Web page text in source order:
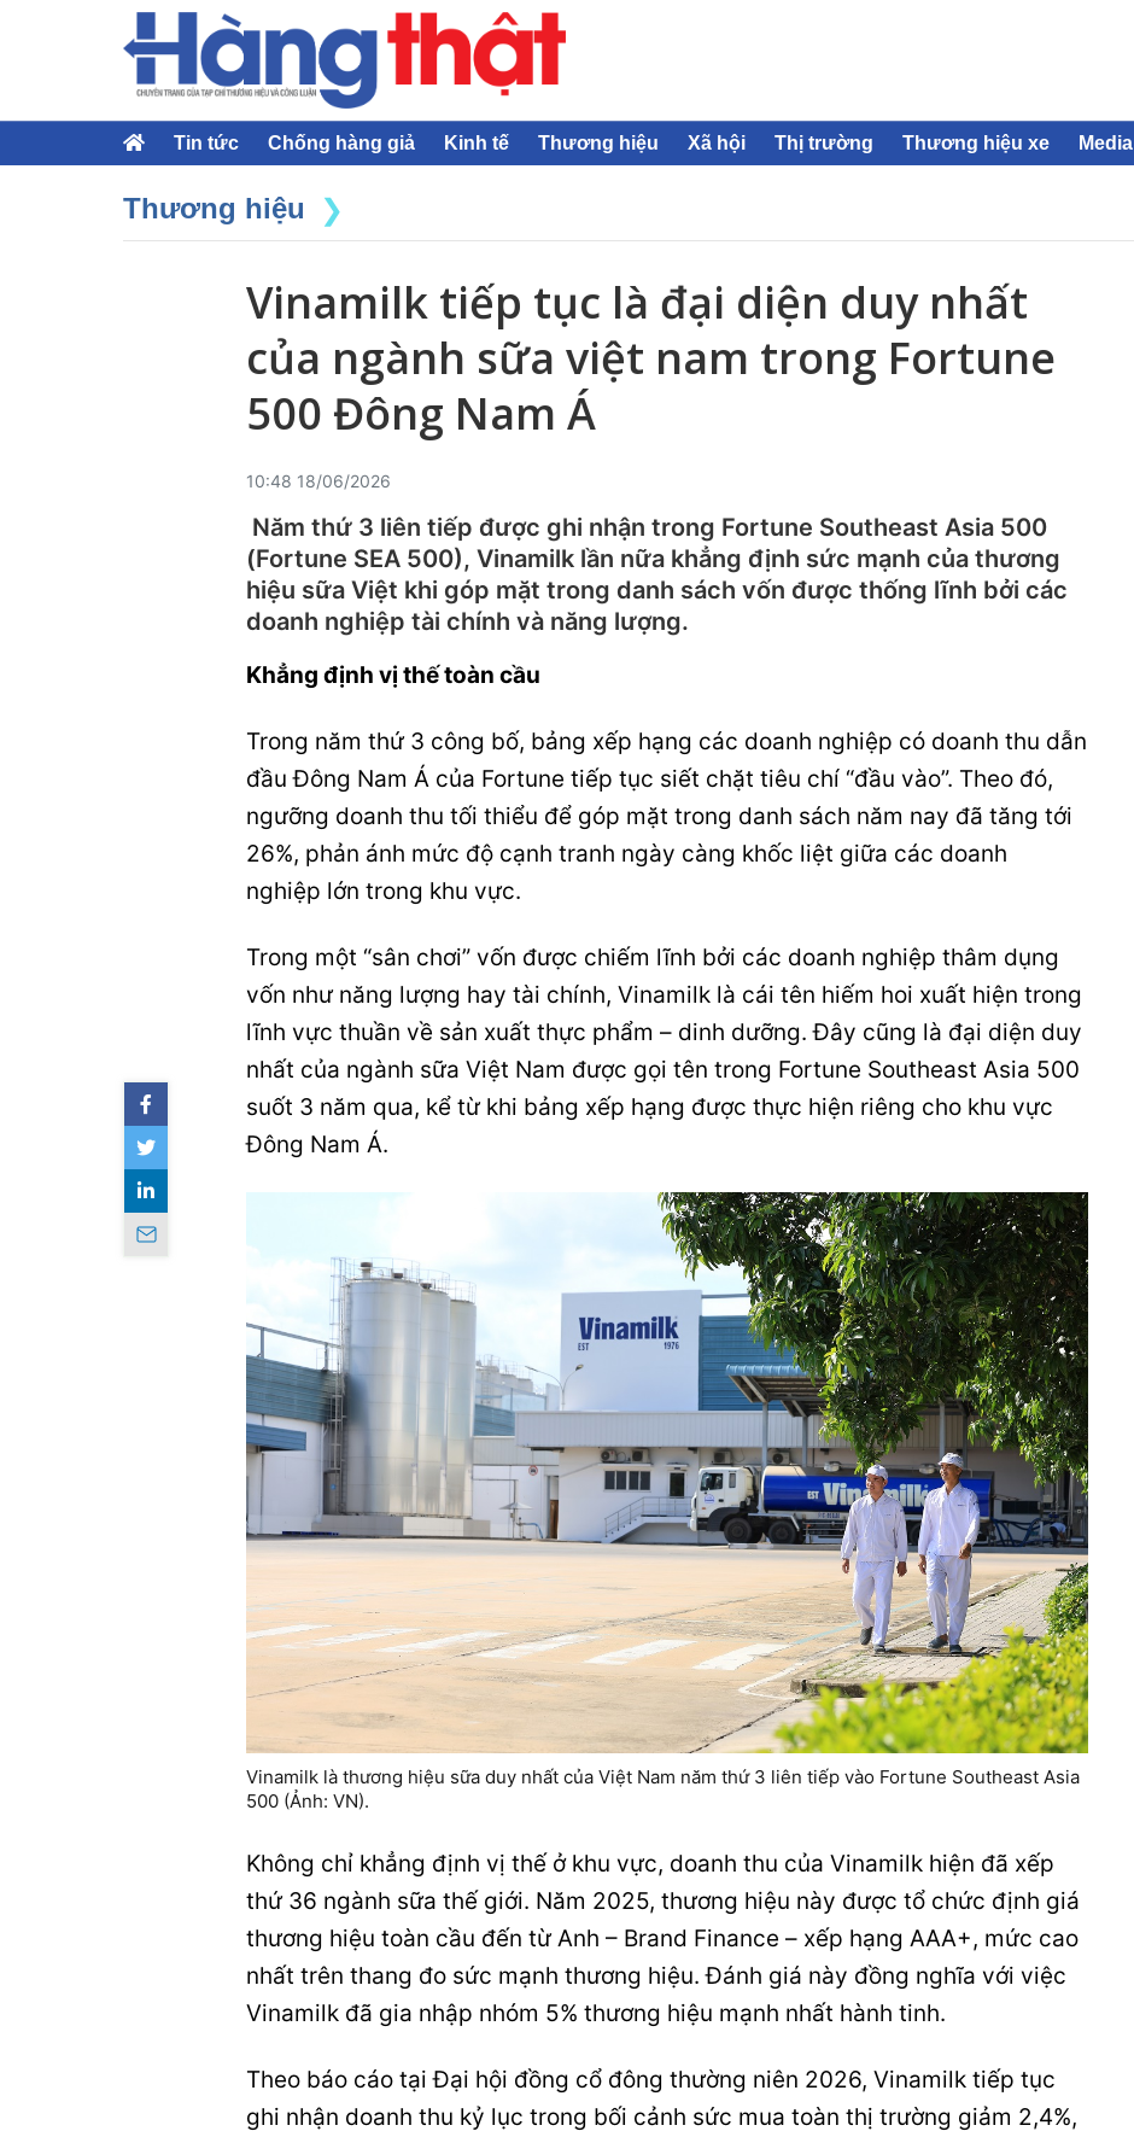
Tin tức Chống hàng giả Kinh tế Thương hiệu Xã hội Thị trường Thương hiệu xe Media
Thương hiệu
Vinamilk tiếp tục là đại diện duy nhất
của ngành sữa việt nam trong Fortune
500 Đông Nam Á
10:48 18/06/2026
Năm thứ 3 liên tiếp được ghi nhận trong Fortune Southeast Asia 500
(Fortune SEA 500), Vinamilk lần nữa khẳng định sức mạnh của thương
hiệu sữa Việt khi góp mặt trong danh sách vốn được thống lĩnh bởi các
doanh nghiệp tài chính và năng lượng.
Khẳng định vị thế toàn cầu
Trong năm thứ 3 công bố, bảng xếp hạng các doanh nghiệp có doanh thu dẫn
đầu Đông Nam Á của Fortune tiếp tục siết chặt tiêu chí “đầu vào”. Theo đó,
ngưỡng doanh thu tối thiểu để góp mặt trong danh sách năm nay đã tăng tới
26%, phản ánh mức độ cạnh tranh ngày càng khốc liệt giữa các doanh
nghiệp lớn trong khu vực.
Trong một “sân chơi” vốn được chiếm lĩnh bởi các doanh nghiệp thâm dụng
vốn như năng lượng hay tài chính, Vinamilk là cái tên hiếm hoi xuất hiện trong
lĩnh vực thuần về sản xuất thực phẩm – dinh dưỡng. Đây cũng là đại diện duy
nhất của ngành sữa Việt Nam được gọi tên trong Fortune Southeast Asia 500
suốt 3 năm qua, kể từ khi bảng xếp hạng được thực hiện riêng cho khu vực
Đông Nam Á.
Vinamilk là thương hiệu sữa duy nhất của Việt Nam năm thứ 3 liên tiếp vào Fortune Southeast Asia
500 (Ảnh: VN).
Không chỉ khẳng định vị thế ở khu vực, doanh thu của Vinamilk hiện đã xếp
thứ 36 ngành sữa thế giới. Năm 2025, thương hiệu này được tổ chức định giá
thương hiệu toàn cầu đến từ Anh – Brand Finance – xếp hạng AAA+, mức cao
nhất trên thang đo sức mạnh thương hiệu. Đánh giá này đồng nghĩa với việc
Vinamilk đã gia nhập nhóm 5% thương hiệu mạnh nhất hành tinh.
Theo báo cáo tại Đại hội đồng cổ đông thường niên 2026, Vinamilk tiếp tục
ghi nhận doanh thu kỷ lục trong bối cảnh sức mua toàn thị trường giảm 2,4%,